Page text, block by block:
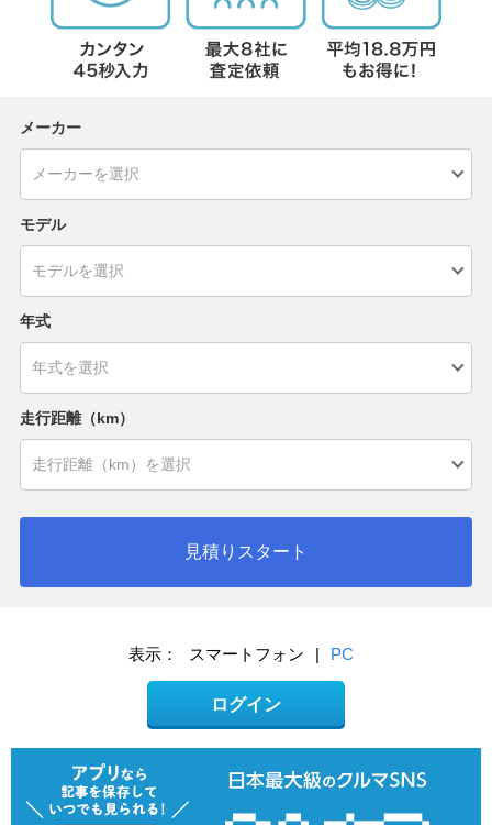
メーカー
モデル
年式
走行距離（km）
見積りスタート
表示： スマートフォン | PC
ログイン